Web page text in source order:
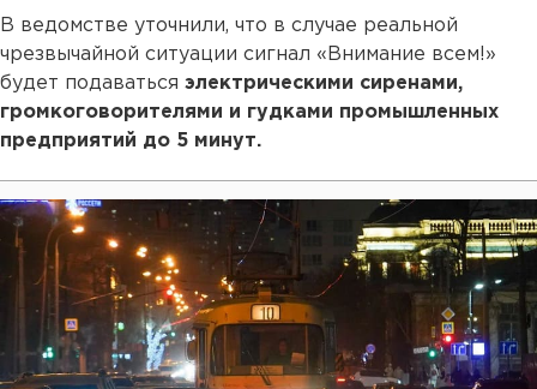
В ведомстве уточнили, что в случае реальной
чрезвычайной ситуации сигнал «Внимание всем!»
будет подаваться электрическими сиренами,
громкоговорителями и гудками промышленных
предприятий до 5 минут.